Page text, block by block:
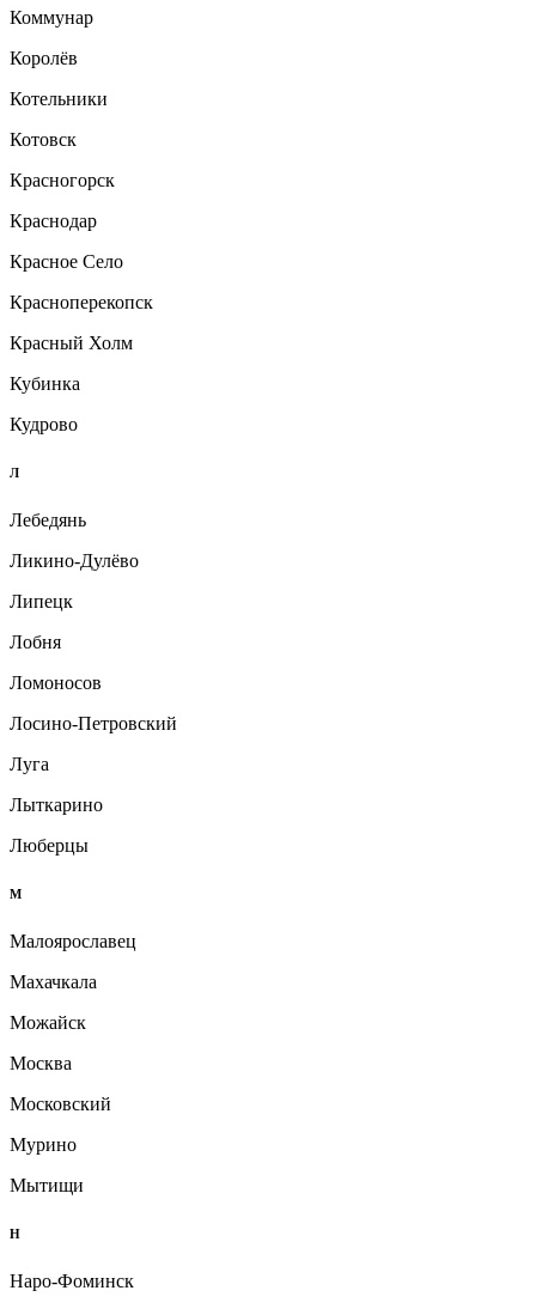
Коммунар
Королёв
Котельники
Котовск
Красногорск
Краснодар
Красное Село
Красноперекопск
Красный Холм
Кубинка
Кудрово
Л
Лебедянь
Ликино-Дулёво
Липецк
Лобня
Ломоносов
Лосино-Петровский
Луга
Лыткарино
Люберцы
М
Малоярославец
Махачкала
Можайск
Москва
Московский
Мурино
Мытищи
Н
Наро-Фоминск